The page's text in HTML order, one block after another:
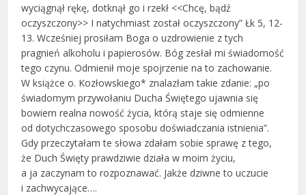
wyciągnął rękę, dotknął go i rzekł <<Chcę, bądź
oczyszczony>> I natychmiast został oczyszczony” Łk 5, 12-
13. Wcześniej prosiłam Boga o uzdrowienie z tych
pragnień alkoholu i papierosów. Bóg zesłał mi świadomość
tego czynu. Odmienił moje spojrzenie na to zachowanie.
W książce o. Kozłowskiego* znalazłam takie zdanie: „po
świadomym przywołaniu Ducha Świętego ujawnia się
bowiem realna nowość życia, którą staje się odmienne
od dotychczasowego sposobu doświadczania istnienia”.
Gdy przeczytałam te słowa zdałam sobie sprawę z tego,
że Duch Święty prawdziwie działa w moim życiu,
a ja zaczynam to rozpoznawać. Jakże dziwne to uczucie
i zachwycające….